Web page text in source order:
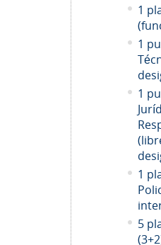
1
1
1
1
5